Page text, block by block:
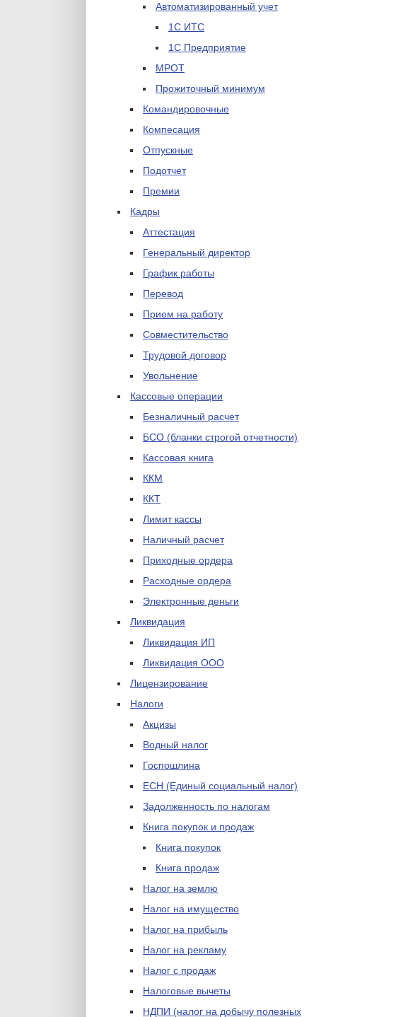
Автоматизированный учет
1С ИТС
1С Предприятие
МРОТ
Прожиточный минимум
Командировочные
Компесация
Отпускные
Подотчет
Премии
Кадры
Аттестация
Генеральный директор
График работы
Перевод
Прием на работу
Совместительство
Трудовой договор
Увольнение
Кассовые операции
Безналичный расчет
БСО (бланки строгой отчетности)
Кассовая книга
ККМ
ККТ
Лимит кассы
Наличный расчет
Приходные ордера
Расходные ордера
Электронные деньги
Ликвидация
Ликвидация ИП
Ликвидация ООО
Лицензирование
Налоги
Акцизы
Водный налог
Госпошлина
ЕСН (Единый социальный налог)
Задолженность по налогам
Книга покупок и продаж
Книга покупок
Книга продаж
Налог на землю
Налог на имущество
Налог на прибыль
Налог на рекламу
Налог с продаж
Налоговые вычеты
НДПИ (налог на добычу полезных